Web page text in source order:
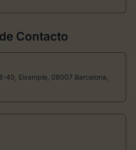
Contacto
40, Eixample, 08007 Barcelona,